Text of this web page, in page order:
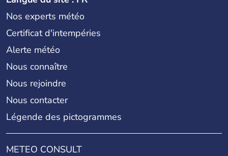
Nos experts météo
Certificat d'intempéries
Alerte météo
Nous connaître
Nous rejoindre
Nous contacter
Légende des pictogrammes
METEO CONSULT